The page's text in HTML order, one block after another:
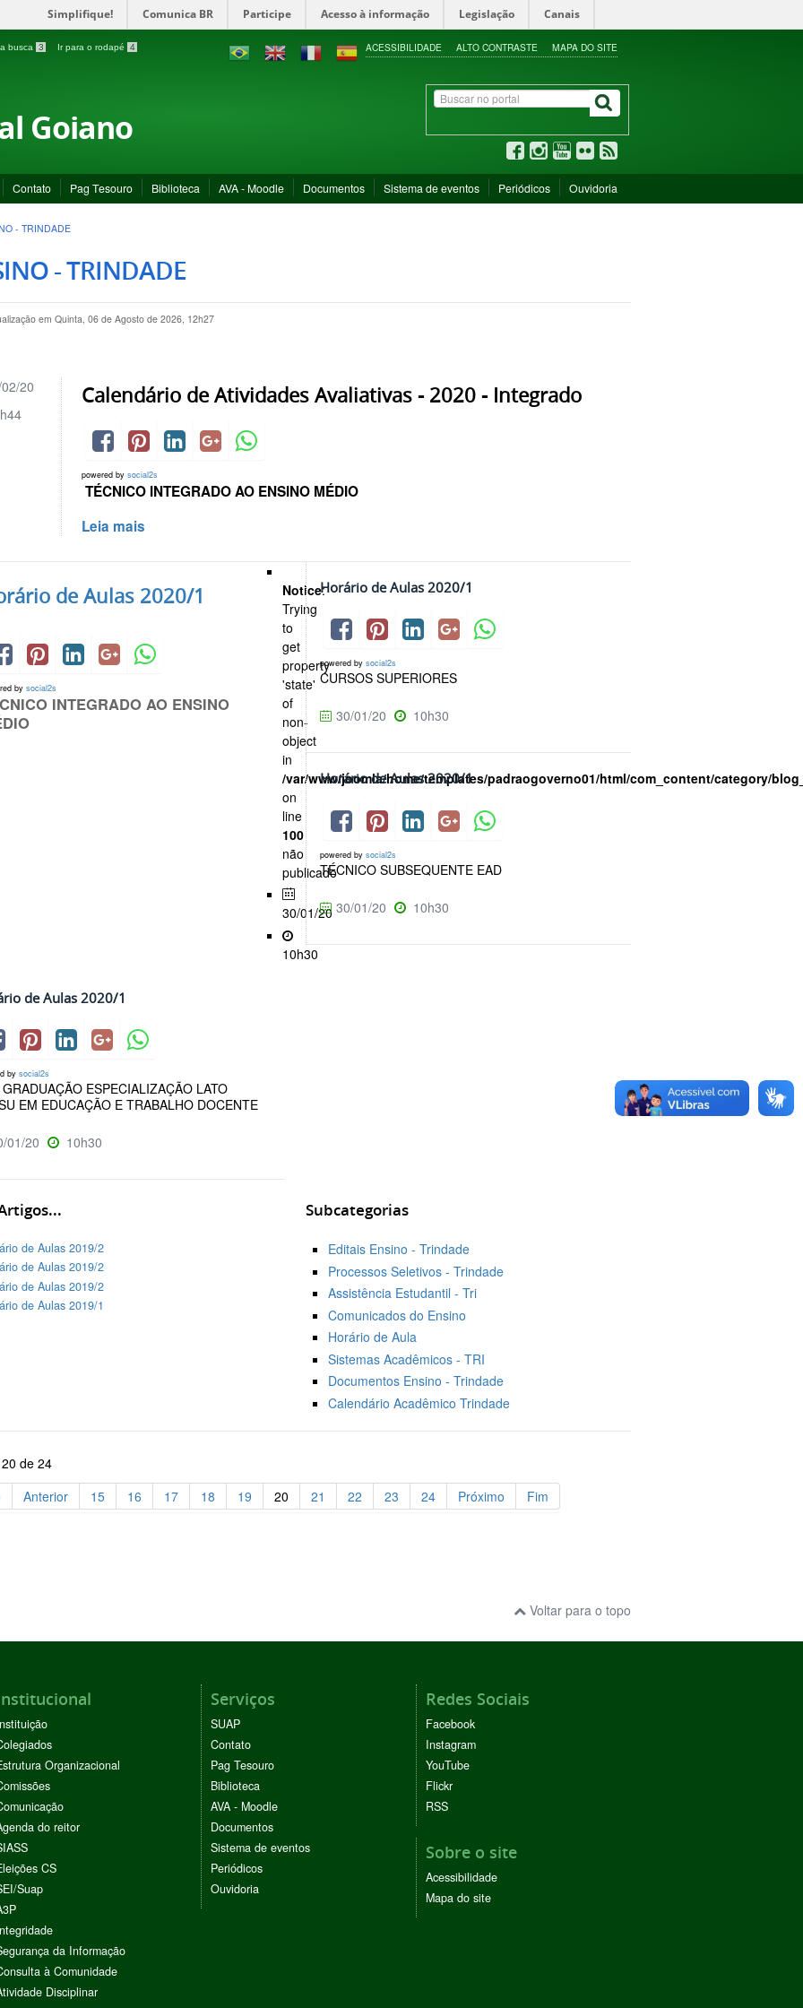
Simplifique! Comunica BR Participe Acesso à informação Legislação Canais
busca 3 Ir para o rodapé 4 ACESSIBILIDADE ALTO CONTRASTE MAPA DO SITE
Goiano
Contato Pag Tesouro Biblioteca AVA - Moodle Documentos Sistema de eventos Periódicos Ouvidoria
- TRINDADE
- TRINDADE
em Quinta, 06 de Agosto de 2026, 12h27
Calendário de Atividades Avaliativas - 2020 - Integrado
powered bysocial2s
TÉCNICO INTEGRADO AO ENSINO MÉDIO
Leia mais
20
de Aulas 2020/1
bysocial2s
INTEGRADO AO ENSINO
Notice:
Trying
to
get
property
'state'
of
non-
object
in
/var/www/joomla/home/templates/padraogoverno01/html/com_content/category/
on
line
100
não
publicado
30/01/20
10h30
Horário de Aulas 2020/1
powered bysocial2s
CURSOS SUPERIORES
30/01/20 10h30
Horário de Aulas 2020/1
powered bysocial2s
TÉCNICO SUBSEQUENTE EAD
30/01/20 10h30
de Aulas 2020/1
by social2s
ESPECIALIZAÇÃO LATO
EM EDUCAÇÃO E TRABALHO DOCENTE
01/20 10h30
de Aulas 2019/2
de Aulas 2019/2
de Aulas 2019/2
de Aulas 2019/1
Subcategorias
Editais Ensino - Trindade
Processos Seletivos - Trindade
Assistência Estudantil - Tri
Comunicados do Ensino
Horário de Aula
Sistemas Acadêmicos - TRI
Documentos Ensino - Trindade
Calendário Acadêmico Trindade
de 24
Anterior 15 16 17 18 19 20 21 22 23 24 Próximo Fim
Voltar para o topo
Organizacional
do reitor
CS
Suap
da Informação
à Comunidade
Disciplinar
Serviços
SUAP
Contato
Pag Tesouro
Biblioteca
AVA - Moodle
Documentos
Sistema de eventos
Periódicos
Ouvidoria
Redes Sociais
Facebook
Instagram
YouTube
Flickr
RSS
Sobre o site
Acessibilidade
Mapa do site